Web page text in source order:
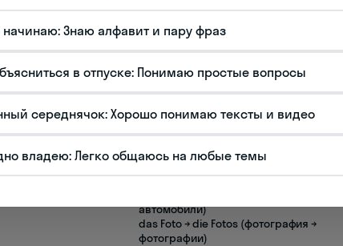
Примеры
мужского
der Tag → die Tage (день → дни)
der Arm → die Arme (рука → руки)
среднего рода
das Kind → die Kinder (ребенок → дети)
das Bild → die Bilder (картина →
картины)
die Frau → die Frauen (женщина →
женщины)
автомобили)
das Foto → die Fotos (фотография →
фотографии)
начинаю: Знаю алфавит и пару фраз
в отпуске: Понимаю простые вопросы
середнячок: Хорошо понимаю тексты и видео
владею: Легко общаюсь на любые темы